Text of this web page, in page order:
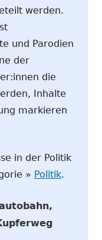
werden.
und Parodien
der
die
Inhalte
markieren
in der Politik
» Politik.